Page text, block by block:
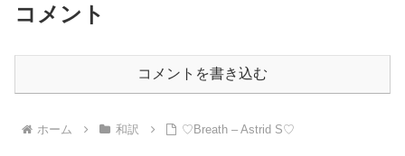
コメント
コメントを書き込む
ホーム 和訳 ♡Breath – Astrid S♡